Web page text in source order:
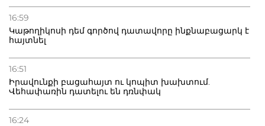
16:59
Կաթողիկոսի դեմ գործով դատավորը ինքնաբացարկ է
հայտնել
16:51
Իրավունքի բացահայտ ու կոպիտ խախտում.
Վեհափառին դատելու են դռնփակ
16:24